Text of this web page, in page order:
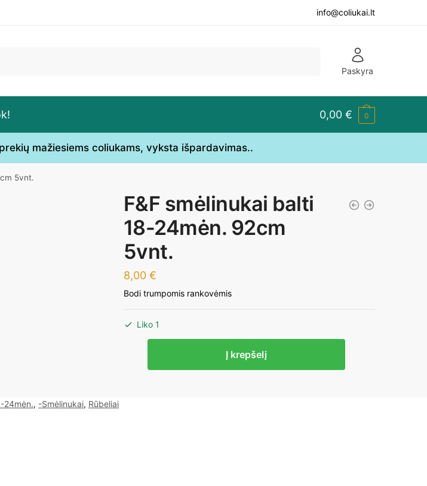
info@coliukai.lt
Paskyra
0,00 € 0
mažiesiems coliukams, vyksta išpardavimas..
5vnt.
F&F smėlinukai balti
18-24mėn. 92cm
5vnt.
8,00 €
Bodi trumpomis rankovėmis
Liko 1
Į krepšelį
24mėn., -Smėlinukai, Rūbeliai